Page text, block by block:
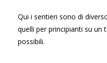
Qui i sentieri sono di
quelli per principianti su un
possibili.